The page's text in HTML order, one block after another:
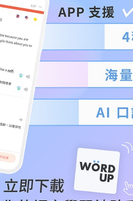
thousands of people.